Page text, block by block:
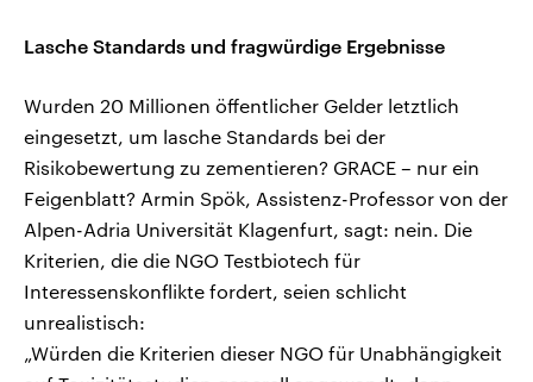
Lasche Standards und fragwürdige Ergebnisse
Wurden 20 Millionen öffentlicher Gelder letztlich
eingesetzt, um lasche Standards bei der
Risikobewertung zu zementieren? GRACE – nur ein
Feigenblatt? Armin Spök, Assistenz-Professor von der
Alpen-Adria Universität Klagenfurt, sagt: nein. Die
Kriterien, die die NGO Testbiotech für
Interessenskonflikte fordert, seien schlicht
unrealistisch:
„Würden die Kriterien dieser NGO für Unabhängigkeit